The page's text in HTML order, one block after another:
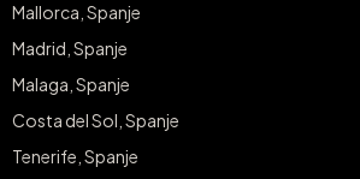
Mallorca, Spanje
Madrid, Spanje
Malaga, Spanje
Costa del Sol, Spanje
Tenerife, Spanje